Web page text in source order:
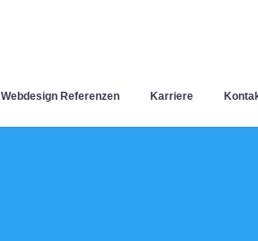
Webdesign Referenzen Karriere